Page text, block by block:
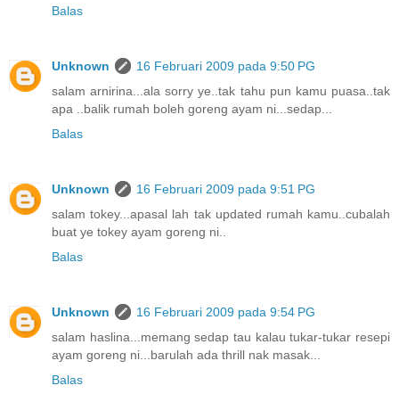
Balas
Unknown
16 Februari 2009 pada 9:50 PG
salam arnirina...ala sorry ye..tak tahu pun kamu puasa..tak
apa ..balik rumah boleh goreng ayam ni...sedap...
Balas
Unknown
16 Februari 2009 pada 9:51 PG
salam tokey...apasal lah tak updated rumah kamu..cubalah
buat ye tokey ayam goreng ni..
Balas
Unknown
16 Februari 2009 pada 9:54 PG
salam haslina...memang sedap tau kalau tukar-tukar resepi
ayam goreng ni...barulah ada thrill nak masak...
Balas